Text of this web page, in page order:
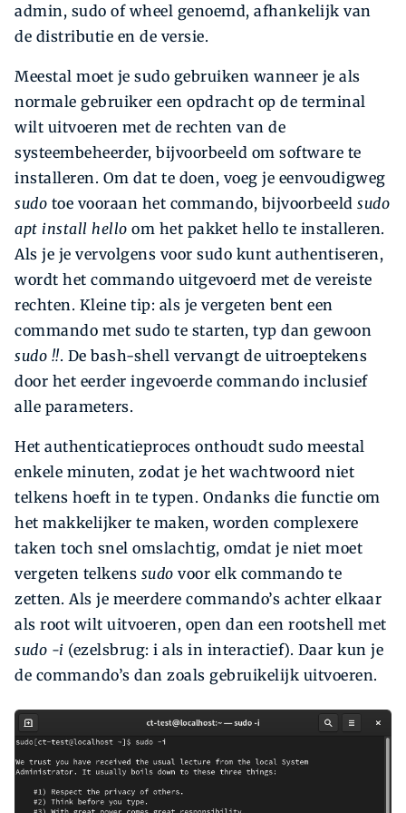
admin, sudo of wheel genoemd, afhankelijk van
de distributie en de versie.
Meestal moet je sudo gebruiken wanneer je als
normale gebruiker een opdracht op de terminal
wilt uitvoeren met de rechten van de
systeembeheerder, bijvoorbeeld om software te
installeren. Om dat te doen, voeg je eenvoudigweg
sudo toe vooraan het commando, bijvoorbeeld sudo
apt install hello om het pakket hello te installeren.
Als je je vervolgens voor sudo kunt authentiseren,
wordt het commando uitgevoerd met de vereiste
rechten. Kleine tip: als je vergeten bent een
commando met sudo te starten, typ dan gewoon
sudo !!. De bash-shell vervangt de uitroeptekens
door het eerder ingevoerde commando inclusief
alle parameters.
Het authenticatieproces onthoudt sudo meestal
enkele minuten, zodat je het wachtwoord niet
telkens hoeft in te typen. Ondanks die functie om
het makkelijker te maken, worden complexere
taken toch snel omslachtig, omdat je niet moet
vergeten telkens sudo voor elk commando te
zetten. Als je meerdere commando’s achter elkaar
als root wilt uitvoeren, open dan een rootshell met
sudo -i (ezelsbrug: i als in interactief). Daar kun je
de commando’s dan zoals gebruikelijk uitvoeren.